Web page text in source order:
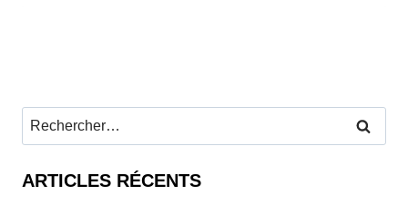
Rechercher :
ARTICLES RÉCENTS